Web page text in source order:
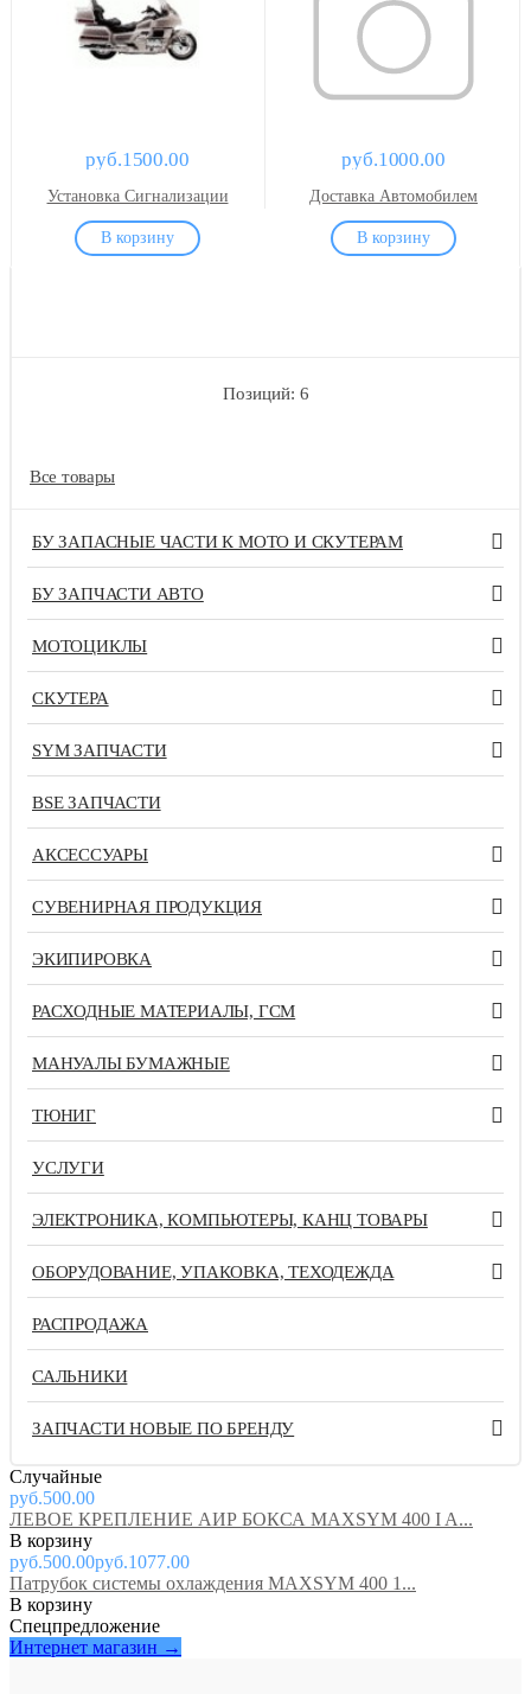
руб.1500.00
Установка Сигнализации
руб.1000.00
Доставка Автомобилем
Позиций: 6
Все товары
БУ ЗАПАСНЫЕ ЧАСТИ К МОТО И СКУТЕРАМ
БУ ЗАПЧАСТИ АВТО
МОТОЦИКЛЫ
СКУТЕРА
SYM ЗАПЧАСТИ
BSE ЗАПЧАСТИ
АКСЕССУАРЫ
СУВЕНИРНАЯ ПРОДУКЦИЯ
ЭКИПИРОВКА
РАСХОДНЫЕ МАТЕРИАЛЫ, ГСМ
МАНУАЛЫ БУМАЖНЫЕ
ТЮНИГ
УСЛУГИ
ЭЛЕКТРОНИКА, КОМПЬЮТЕРЫ, КАНЦ ТОВАРЫ
ОБОРУДОВАНИЕ, УПАКОВКА, ТЕХОДЕЖДА
РАСПРОДАЖА
САЛЬНИКИ
ЗАПЧАСТИ НОВЫЕ ПО БРЕНДУ
Случайные
руб.500.00
ЛЕВОЕ КРЕПЛЕНИЕ АИР БОКСА MAXSYM 400 I A...
руб.500.00руб.1077.00
Патрубок системы охлаждения MAXSYM 400 1...
Спецпредложение
Интернет магазин →